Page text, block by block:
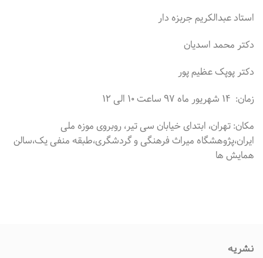
استاد عبدالکریم جربزه دار
دکتر محمد اسدیان
دکتر پوپک عظیم پور
زمان: ۱۴ شهریور ماه ۹۷ ساعت ۱۰ الی ۱۲
مکان: تهران، ابتدای خیابان سی تیر، روبروی موزه ملی
ایران،پژوهشگاه میراث فرهنگی و گردشگری،طبقه منفی یک،سالن
همایش ها
نشریه